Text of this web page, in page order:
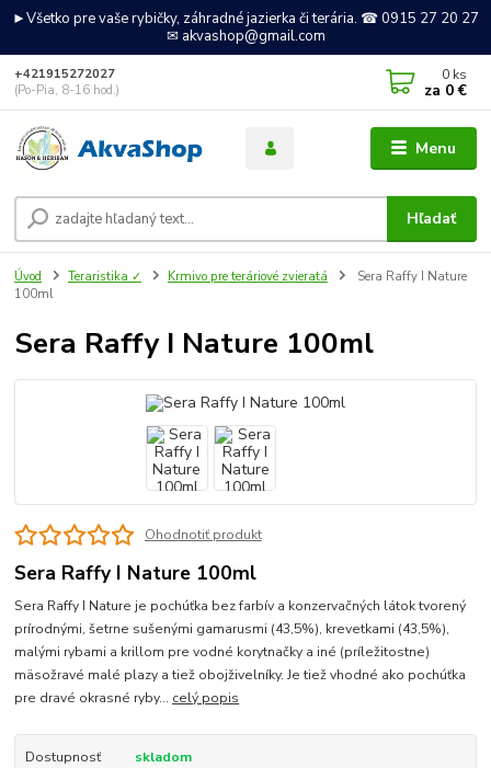
►Všetko pre vaše rybičky, záhradné jazierka či terária. ☎ 0915 27 20 27
✉ akvashop@gmail.com
Menu
Hľadať
+421915272027
(Po-Pia, 8-16 hod.)
0 ks
za 0 €
Úvod Teraristika ✓ Krmivo pre teráriové zvieratá
Sera Raffy I Nature
100ml
Sera Raffy I Nature 100ml
Ohodnotiť produkt
Sera Raffy I Nature 100ml
Sera Raffy I Nature je pochúťka bez farbív a konzervačných látok tvorený
prírodnými, šetrne sušenými gamarusmi (43,5%), krevetkami (43,5%),
malými rybami a krillom pre vodné korytnačky a iné (príležitostne)
mäsožravé malé plazy a tiež obojživelníky. Je tiež vhodné ako pochúťka
pre dravé okrasné ryby... celý popis
Dostupnosť skladom